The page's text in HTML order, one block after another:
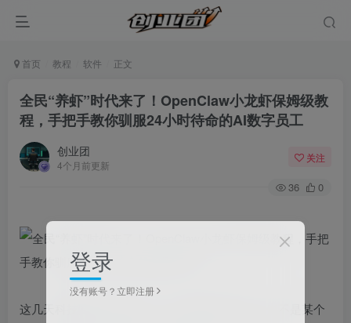
首页 教程 软件 正文
全民“养虾”时代来了！OpenClaw小龙虾保姆级教
程，手把手教你驯服24小时待命的AI数字员工
创业团
4个月前更新
关注
36 0
这几天科技圈最火的是什么？不是某款新手机，也不是某个
登录
没有账号？立即注册